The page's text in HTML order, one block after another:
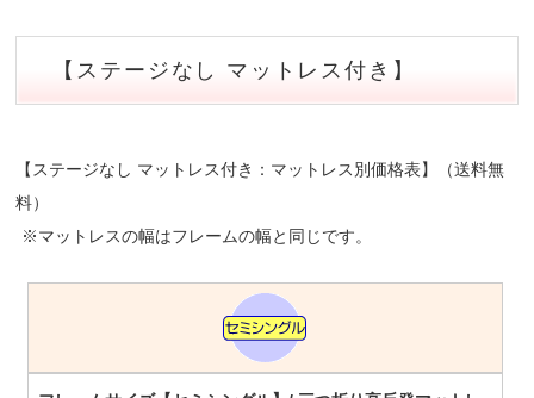
【ステージなし マットレス付き】
【ステージなし マットレス付き：マットレス別価格表】（送料無
料）
※マットレスの幅はフレームの幅と同じです。